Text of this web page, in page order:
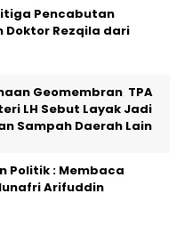
Pencabutan
Doktor Rezqila dari
Geomembran TPA
LH Sebut Layak Jadi
Sampah Daerah Lain
Politik : Membaca
Arifuddin